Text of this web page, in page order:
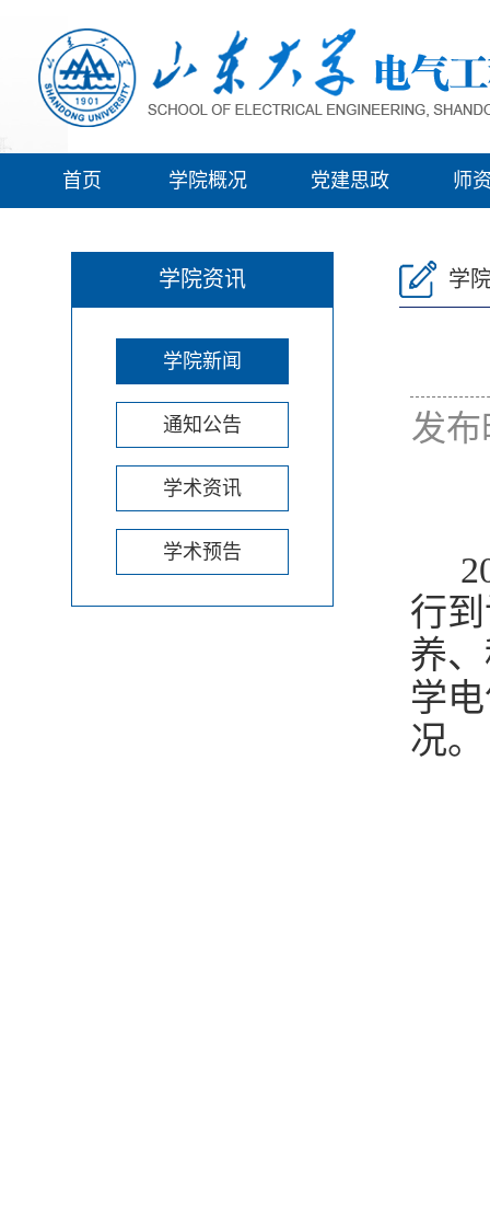
首页 学院概况 党建思政 师
学院资讯
学院新闻
通知公告
学术资讯
学术预告
学
发
行
养
学
况。